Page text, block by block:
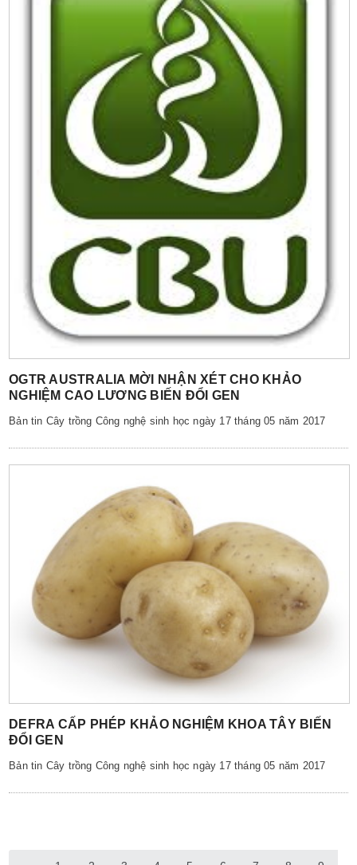
OGTR AUSTRALIA MỜI NHẬN XÉT CHO KHẢO
NGHIỆM CAO LƯƠNG BIẾN ĐỔI GEN
Bản tin Cây trồng Công nghệ sinh học ngày 17 tháng 05 năm 2017
DEFRA CẤP PHÉP KHẢO NGHIỆM KHOA TÂY BIẾN
ĐỔI GEN
Bản tin Cây trồng Công nghệ sinh học ngày 17 tháng 05 năm 2017